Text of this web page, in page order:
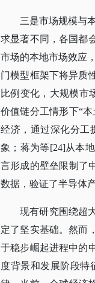
三是市场规模与
求显著不同，各国都
市场的本地市场效应
门模型框架下将异质
比例变化，大规模市
价值链分工情形下“
经济，通过深化分工
象；蒋为等[24]从本
言形成的壁垒限制了
数据，验证了半导体
现有研究围绕超
定了坚实基础。然而
于稳步崛起进程中的
度背景和发展阶段特